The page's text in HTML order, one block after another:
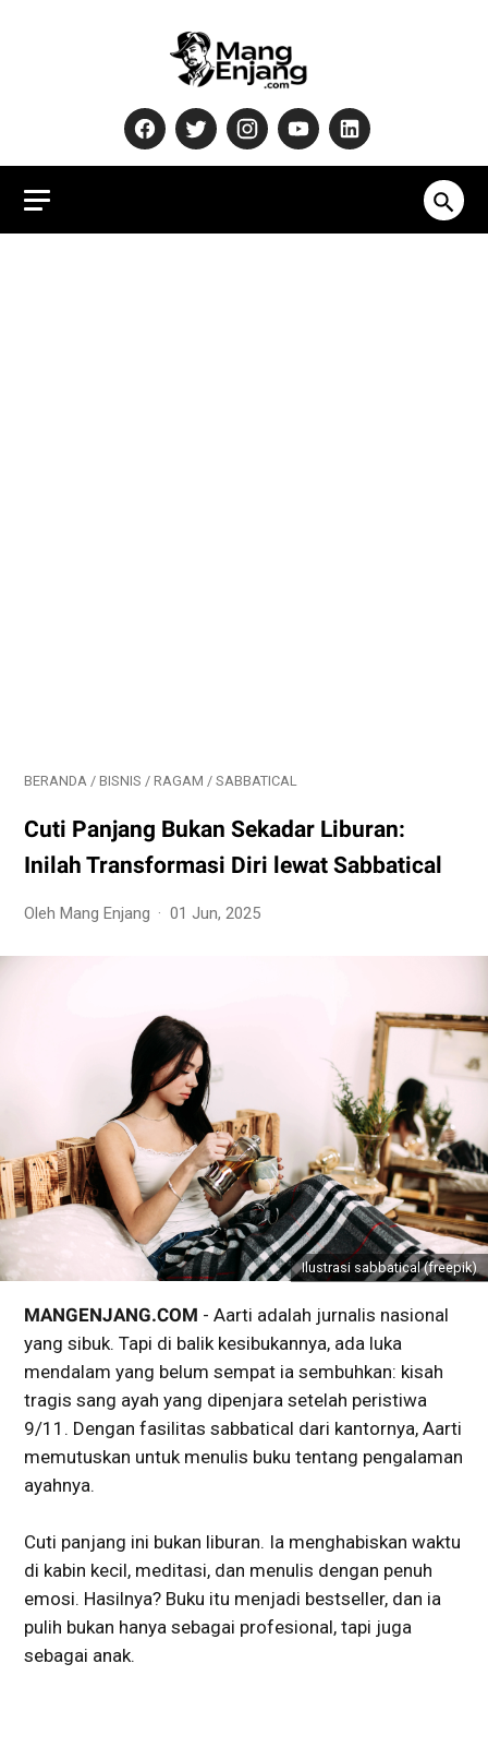
BERANDA / BISNIS / RAGAM / SABBATICAL
Cuti Panjang Bukan Sekadar Liburan:
Inilah Transformasi Diri lewat Sabbatical
Oleh Mang Enjang 01 Jun, 2025
Ilustrasi sabbatical (freepik)
MANGENJANG.COM - Aarti adalah jurnalis nasional
yang sibuk. Tapi di balik kesibukannya, ada luka
mendalam yang belum sempat ia sembuhkan: kisah
tragis sang ayah yang dipenjara setelah peristiwa
9/11. Dengan fasilitas sabbatical dari kantornya, Aarti
memutuskan untuk menulis buku tentang pengalaman
ayahnya.
Cuti panjang ini bukan liburan. Ia menghabiskan waktu
di kabin kecil, meditasi, dan menulis dengan penuh
emosi. Hasilnya? Buku itu menjadi bestseller, dan ia
pulih bukan hanya sebagai profesional, tapi juga
sebagai anak.